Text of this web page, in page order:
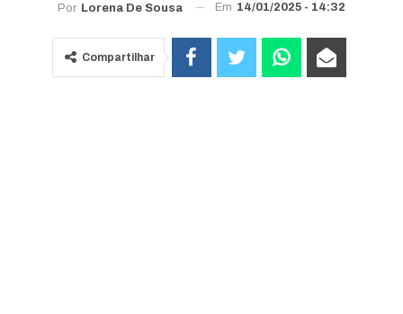
Por Lorena De Sousa Em 14/01/2025 - 14:32
Compartilhar